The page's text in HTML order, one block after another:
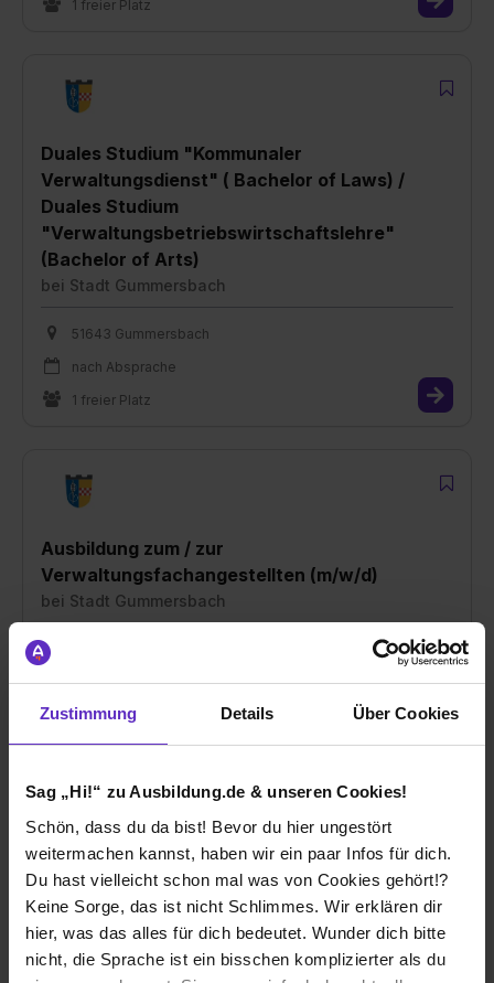
Zustimmung Details Über Cookies
Sag „Hi!“ zu Ausbildung.de & unseren Cookies!
Schön, dass du da bist! Bevor du hier ungestört
weitermachen kannst, haben wir ein paar Infos für dich.
Du hast vielleicht schon mal was von Cookies gehört!?
Keine Sorge, das ist nicht Schlimmes. Wir erklären dir
hier, was das alles für dich bedeutet. Wunder dich bitte
nicht, die Sprache ist ein bisschen komplizierter als du
1 freier Platz
Duales Studium "Kommunaler
Verwaltungsdienst" ( Bachelor of Laws) /
Duales Studium
"Verwaltungsbetriebswirtschaftslehre"
(Bachelor of Arts)
bei Stadt Gummersbach
51643 Gummersbach
nach Absprache
1 freier Platz
Ausbildung zum / zur
Verwaltungsfachangestellten (m/w/d)
bei Stadt Gummersbach
nach Absprache
1 freier Platz
Ausbildung zum Brandmeister / zur
Brandmeisterin (m/w/d)
bei Stadt Gummersbach
51643 Gummersbach